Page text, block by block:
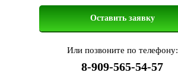
Оставить заявку
Или позвоните по телефону:
8-909-565-54-57